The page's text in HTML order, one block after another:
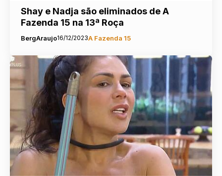
Shay e Nadja são eliminados de A
Fazenda 15 na 13ª Roça
BergAraujo16/12/2023A Fazenda 15